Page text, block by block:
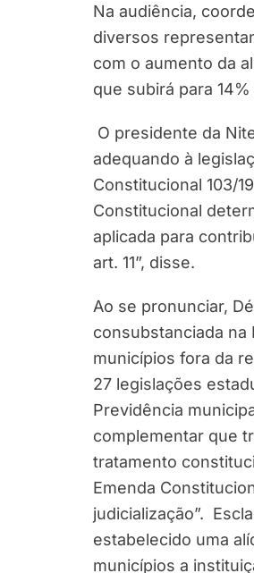
Na audiência,
diversos
com o aumento da
que subirá para
O presidente da
adequando à
Constitucional 103/
Constitucional
aplicada para
art. 11”, disse.
Ao se pronunciar,
consubstanciada na
municípios fora da
27 legislações
Previdência
complementar que
tratamento
Emenda
judicialização”.
estabelecido uma
municípios a